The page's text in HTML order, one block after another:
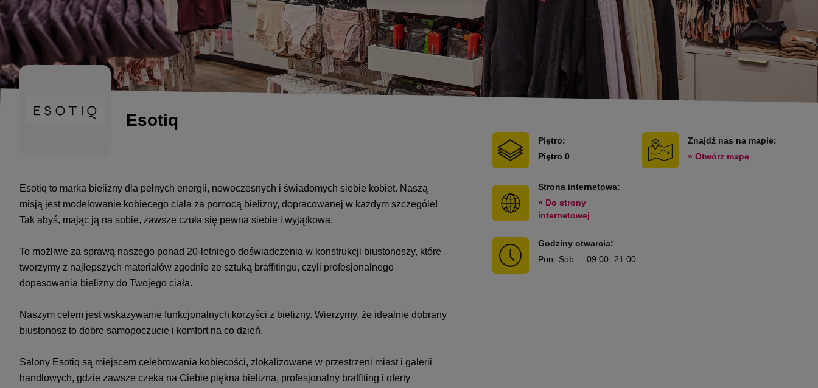
Esotiq
Esotiq to marka bielizny dla pełnych energii, nowoczesnych i świadomych siebie kobiet. Naszą
misją jest modelowanie kobiecego ciała za pomocą bielizny, dopracowanej w każdym szczególe!
Tak abyś, mając ją na sobie, zawsze czuła się pewna siebie i wyjątkowa.
To możliwe za sprawą naszego ponad 20-letniego doświadczenia w konstrukcji biustonoszy, które
tworzymy z najlepszych materiałów zgodnie ze sztuką braffitingu, czyli profesjonalnego
dopasowania bielizny do Twojego ciała.
Naszym celem jest wskazywanie funkcjonalnych korzyści z bielizny. Wierzymy, że idealnie dobrany
biustonosz to dobre samopoczucie i komfort na co dzień.
Salony Esotiq są miejscem celebrowania kobiecości, zlokalizowane w przestrzeni miast i galerii
handlowych, gdzie zawsze czeka na Ciebie piękna bielizna, profesjonalny braffiting i oferty
Piętro:
Piętro 0
Znajdź nas na mapie:
» Otwórz mapę
Strona internetowa:
» Do strony
internetowej
Godziny otwarcia:
Pon- Sob: 09:00- 21:00